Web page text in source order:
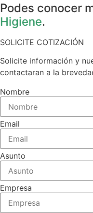
Podes conocer
Higiene.
SOLICITE COTIZACIÓN
Solicite información y
contactaran a la
Nombre
Email
Asunto
Empresa